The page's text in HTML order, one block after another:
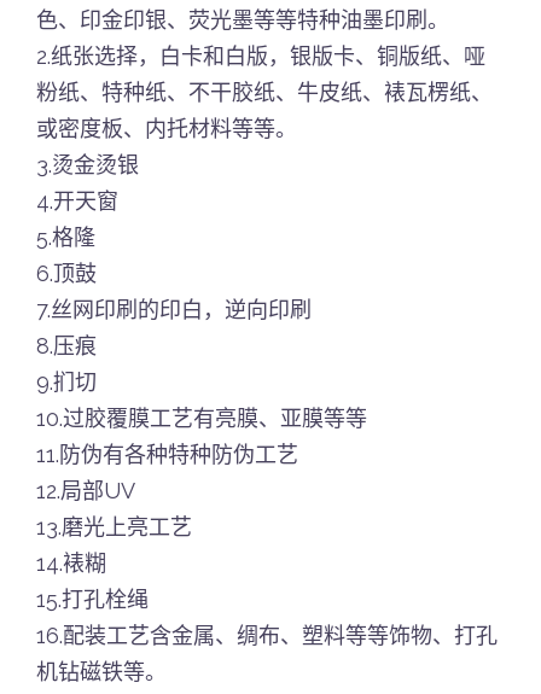
色、印金印银、荧光墨等等特种油墨印刷。
2.纸张选择，白卡和白版，银版卡、铜版纸、哑
粉纸、特种纸、不干胶纸、牛皮纸、裱瓦楞纸、
或密度板、内托材料等等。
3.烫金烫银
4.开天窗
5.格隆
6.顶鼓
7.丝网印刷的印白，逆向印刷
8.压痕
9.扪切
10.过胶覆膜工艺有亮膜、亚膜等等
11.防伪有各种特种防伪工艺
12.局部UV
13.磨光上亮工艺
14.裱糊
15.打孔栓绳
16.配装工艺含金属、绸布、塑料等等饰物、打孔
机钻磁铁等。